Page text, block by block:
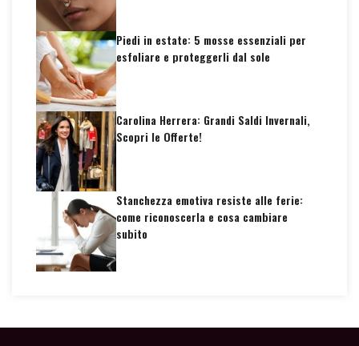
Piedi in estate: 5 mosse essenziali per
esfoliare e proteggerli dal sole
Carolina Herrera: Grandi Saldi Invernali,
Scopri le Offerte!
Stanchezza emotiva resiste alle ferie:
come riconoscerla e cosa cambiare
subito